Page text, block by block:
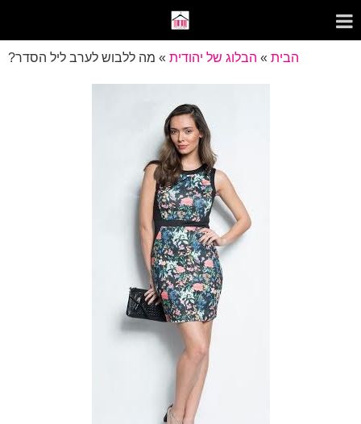
הבית» הבלוג של יהודית» מה ללבוש לערב ליל הסדר?